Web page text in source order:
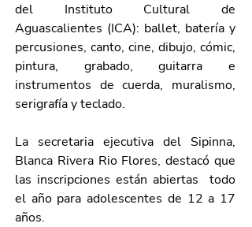
del Instituto Cultural de
Aguascalientes (ICA): ballet, batería y
percusiones, canto, cine, dibujo, cómic,
pintura, grabado, guitarra e
instrumentos de cuerda, muralismo,
serigrafía y teclado.
La secretaria ejecutiva del Sipinna,
Blanca Rivera Rio Flores, destacó que
las inscripciones están abiertas  todo
el año para adolescentes de 12 a 17
años.